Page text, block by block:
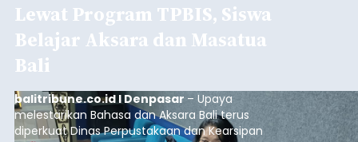
Lewat Program TPBIS, Siswa
Belajar Aksara dan Masatua
Bali
balitribune.co.id I Denpasar – Upaya
melestarikan Bahasa dan Aksara Bali terus
diperkuat Dinas Perpustakaan dan Kearsipan